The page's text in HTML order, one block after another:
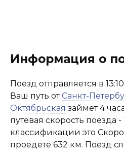
Информация о
Поезд отправляется в
Ваш путь отСанкт-
Октябрьская займет 4
путевая скорость поезда -
классификации это
проедете 632 км. Поезд